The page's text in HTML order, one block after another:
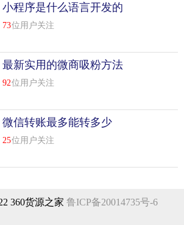
加银行分两种情况：
使用零钱资金进行转账，限额是单笔
笔单日3000元;
可以使用零钱或银行卡资金进行转账，
额50000元，收款方无限额。
情 ]
么撤回？微信转账转错了怎么办技
了怎么办？如果对方没有收款可以取消
小程序是什么语言开发的
73位用户关注
最新实用的微商吸粉方法
92位用户关注
微信转账最多能转多少
25位用户关注
360货源之家 鲁ICP备20014735号-6